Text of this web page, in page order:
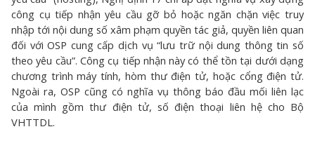
công cụ tiếp nhận yêu cầu gỡ bỏ hoặc ngăn chặn việc truy
nhập tới nội dung số xâm phạm quyền tác giả, quyền liên quan
đối với OSP cung cấp dịch vụ “lưu trữ nội dung thông tin số
theo yêu cầu”. Công cụ tiếp nhận này có thể tồn tại dưới dạng
chương trình máy tính, hòm thư điện tử, hoặc cổng điện tử.
Ngoài ra, OSP cũng có nghĩa vụ thông báo đầu mối liên lạc
của mình gồm thư điện tử, số điện thoại liên hệ cho Bộ
VHTTDL.